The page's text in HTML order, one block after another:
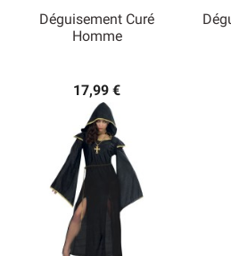
Déguisement Curé
Homme
17,99 €